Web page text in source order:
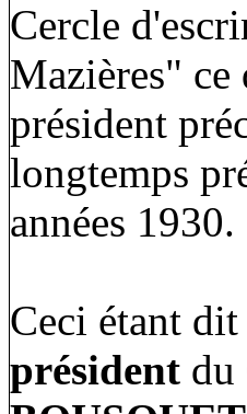
Cercle
Mazières"
président
longtemps
années 1930.
Ceci étant
président du